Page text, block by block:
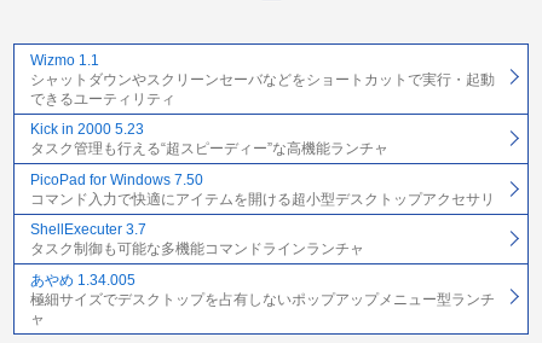
Wizmo 1.1
シャットダウンやスクリーンセーバなどをショートカットで実行・起動
できるユーティリティ
Kick in 2000 5.23
タスク管理も行える“超スピーディー”な高機能ランチャ
PicoPad for Windows 7.50
コマンド入力で快適にアイテムを開ける超小型デスクトップアクセサリ
ShellExecuter 3.7
タスク制御も可能な多機能コマンドラインランチャ
あやめ 1.34.005
極細サイズでデスクトップを占有しないポップアップメニュー型ランチ
ャ